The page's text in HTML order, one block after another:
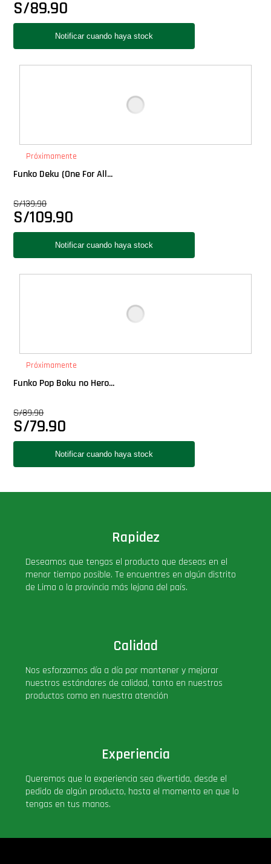
S/89.90
Próximamente
Funko Deku (One For All...
S/139.90
S/109.90
Próximamente
Funko Pop Boku no Hero...
S/89.90
S/79.90
Rapidez
Deseamos que tengas el producto que deseas en el
menor tiempo posible. Te encuentres en algún distrito
de Lima o la provincia más lejana del país.
Calidad
Nos esforzamos día a día por mantener y mejorar
nuestros estándares de calidad, tanto en nuestros
productos como en nuestra atención
Experiencia
Queremos que la experiencia sea divertida, desde el
pedido de algún producto, hasta el momento en que lo
tengas en tus manos.